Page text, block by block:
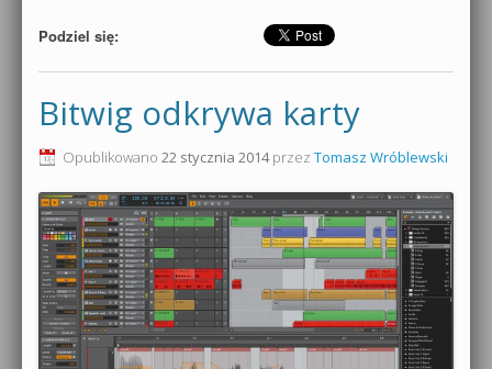
Podziel się:
Bitwig odkrywa karty
Opublikowano 22 stycznia 2014przez Tomasz Wróblewski